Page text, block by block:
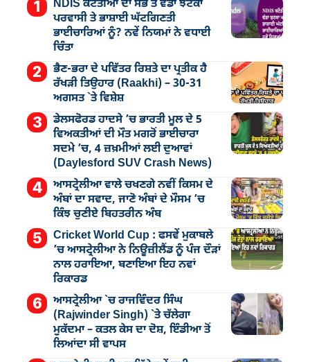
NDIS ਕਟੌਤੀਆਂ ਦਾ ਸਭ ਤੋਂ ਵੱਡਾ ਝਟਕਾ
ਪਰਵਾਸੀ ਤੇ ਭਾਸ਼ਾਈ ਘੱਟਗਿਣਤੀ
ਭਾਈਚਾਰਿਆਂ ਨੂੰ? ਨਵੇਂ ਨਿਯਮਾਂ ਨੇ ਵਧਾਈ
ਚਿੰਤਾ
ਭੈਣ-ਭਰਾ ਦੇ ਪਵਿੱਤਰ ਰਿਸ਼ਤੇ ਦਾ ਪ੍ਰਤੀਕ ਹੈ
ਰੱਖੜੀ ਤਿਉਹਾਰ (Raakhi) – 30-31
ਅਗਸਤ `ਤੇ ਵਿਸ਼ੇਸ਼
ਡੇਲਸਫੋਰਡ ਹਾਦਸੇ ’ਚ ਭਾਰਤੀ ਮੂਲ ਦੇ 5
ਵਿਅਕਤੀਆਂ ਦੀ ਮੌਤ ਮਗਰੋਂ ਭਾਈਚਾਰਾ
ਸਦਮੇ ’ਚ, 4 ਜ਼ਖ਼ਮੀਆਂ ਲਈ ਦੁਆਵਾਂ
(Daylesford SUV Crash News)
ਆਸਟ੍ਰੇਲੀਆ ਵਾਲੇ ਚਖਣਗੇ ਨਵੀਂ ਕਿਸਮ ਦੇ
ਅੰਬਾਂ ਦਾ ਸਵਾਦ, ਜਾਣੋ ਅੰਬਾਂ ਦੇ ਮੌਸਮ ’ਚ
ਕਿੰਝ ਚੁਣੀਏ ਬਿਹਤਰੀਨ ਅੰਬ
Cricket World Cup : ਫਸਵੇਂ ਮੁਕਾਬਲੇ
’ਚ ਆਸਟ੍ਰੇਲੀਆ ਨੇ ਨਿਊਜ਼ੀਲੈਂਡ ਨੂੰ ਪੰਜ ਦੌੜਾਂ
ਨਾਲ ਹਰਾਇਆ, ਬਣਾਇਆ ਇਹ ਨਵਾਂ
ਰਿਕਾਰਡ
ਆਸਟ੍ਰੇਲੀਆ `ਚ ਰਾਜਵਿੰਦਰ ਸਿੰਘ
(Rajwinder Singh) `ਤੇ ਚੱਲੇਗਾ
ਮੁੁਕੱਦਮਾ – ਕਤਲ ਕੇਸ ਦਾ ਦੋਸ਼, ਇੰਡੀਆ ਤੋਂ
ਲਿਆਂਦਾ ਸੀ ਵਾਪਸ